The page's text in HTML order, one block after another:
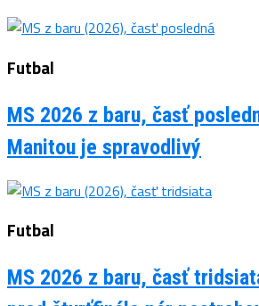
Futbal
MS 2026 z baru, časť
Manitou je spravodlivý
Futbal
MS 2026 z baru, časť